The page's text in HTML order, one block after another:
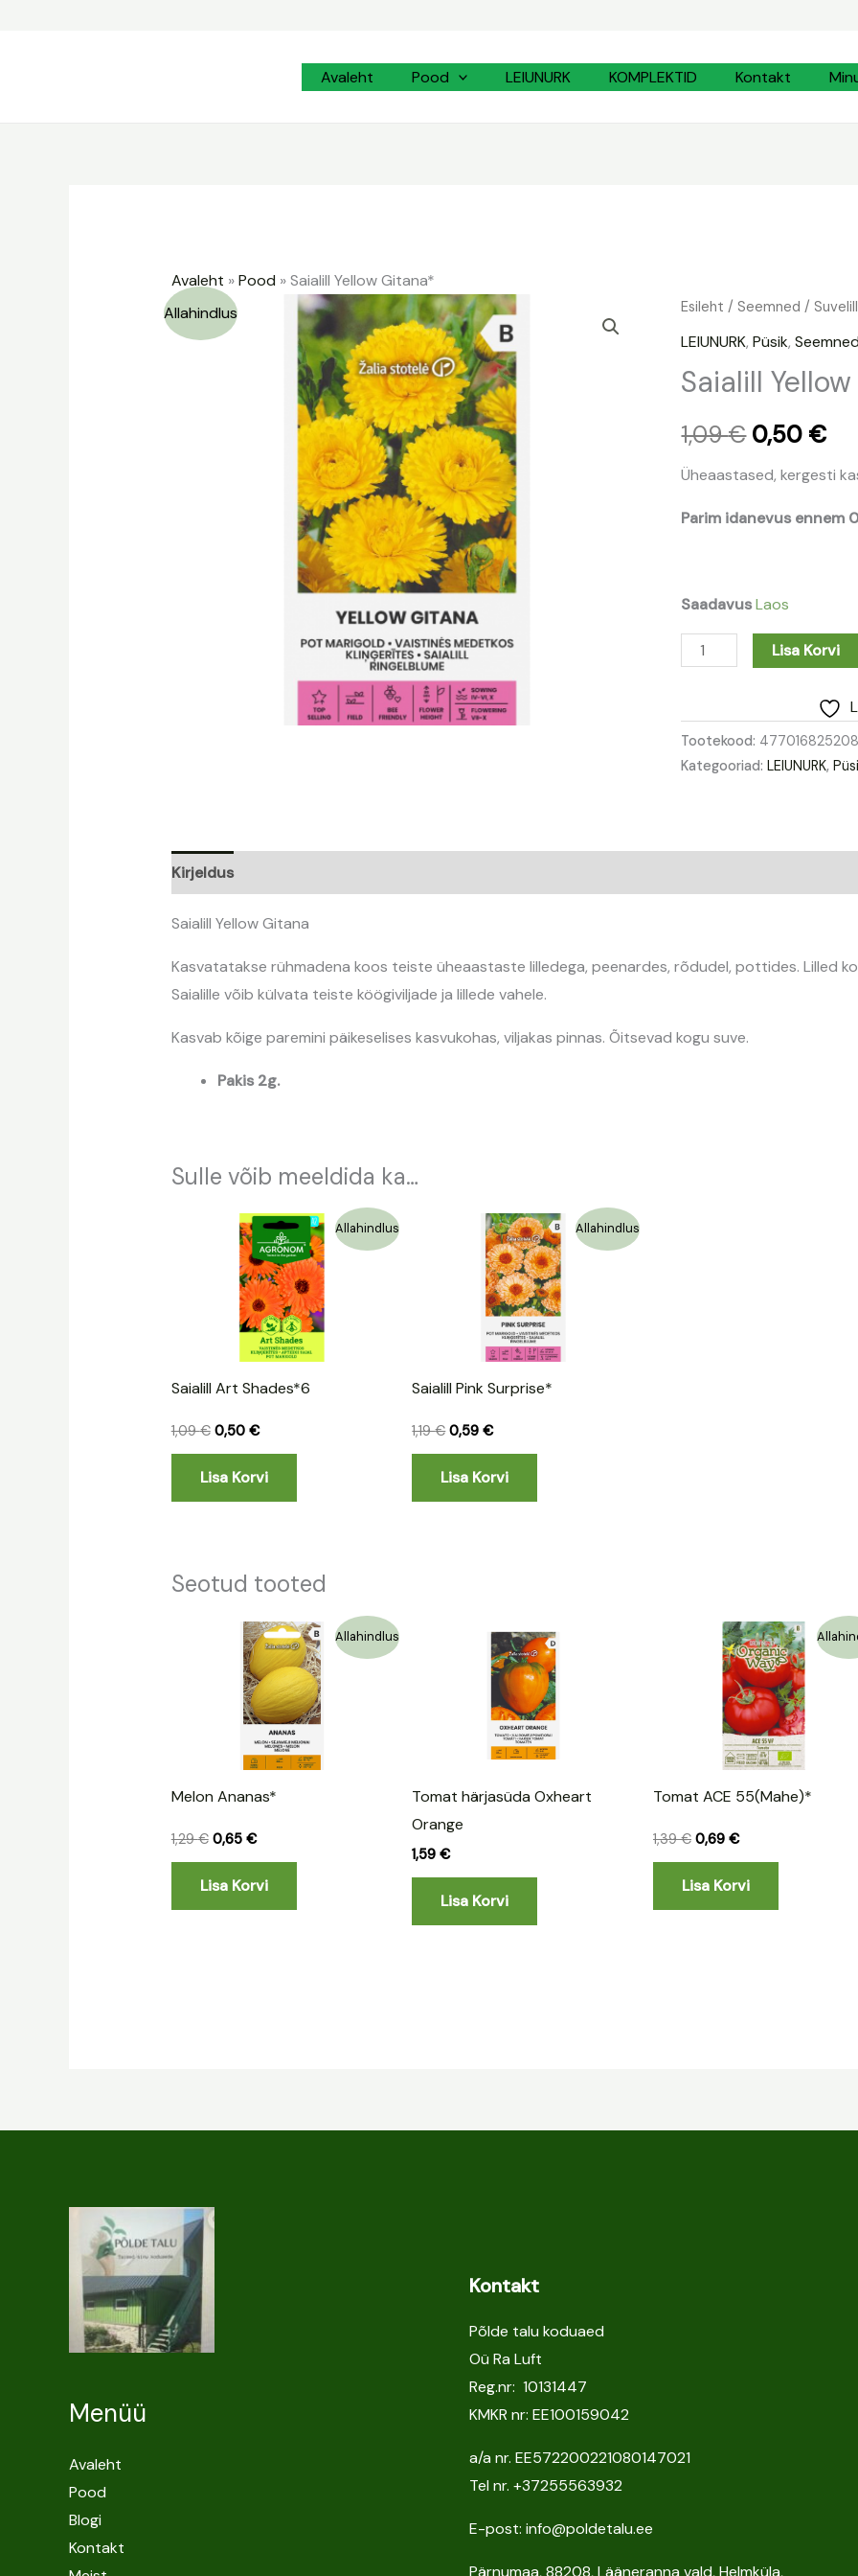
Avaleht Pood LEIUNURK KOMPLEKTID Kontakt
Avaleht »Pood »Saialill Yellow Gitana*
Allahindlus
Esileht / Seemned /
LEIUNURK,Püsik,
Saialill
1,09€
Algne
hind
oli:
1,09 €.
0,50 €
on:
Üheaastased, kergesti
Parim idanevus ennem
SaadavusLaos
Saialill
Yellow
kogus
Lisa Korvi
Tootekood:
Kategooriad:LEIUNURK,
Kirjeldus
Saialill Yellow Gitana
Kasvatatakse rühmadena koos teiste üheaastaste lilledega, peenardes, rõdudel, pottides. Lilled
Saialille võib külvata teiste köögiviljade ja lillede vahele.
Kasvab kõige paremini päikeselises kasvukohas, viljakas pinnas. Õitsevad kogu suve.
Pakis 2g.
Sulle võib meeldida ka…
Allahindlus
Saialill Art Shades*6
1,09€
Algne
hind
1,09 €.
0,50 €
Praegune
hind
on:
0,50 €.
Lisa Korvi
Allahindlus
Saialill Pink Surprise*
1,19€ 0,59€
Praegune
hind
on:
0,59 €.
Lisa Korvi
Seotud tooted
Allahindlus
Melon Ananas*
1,29€
Algne
1,29 €.
0,65 €
Praegune
hind
on:
0,65 €.
Lisa Korvi
Tomat härjasüda Oxheart
Orange
1,59€
Lisa Korvi
Tomat ACE 55(Mahe)*
1,39€
Algne
1,39 €.
0,69 €
Praegune
hind
on:
0,69 €.
Lisa Korvi
Menüü
Avaleht
Pood
Blogi
Kontakt
Kontakt
Põlde talu koduaed
Oü Ra Luft
Reg.nr: 10131447
KMKR nr: EE100159042
a/a nr. EE572200221080147021
Tel nr. +37255563932
E-post: info@poldetalu.ee
Pärnumaa, 88208, Lääneranna vald, Helmküla,